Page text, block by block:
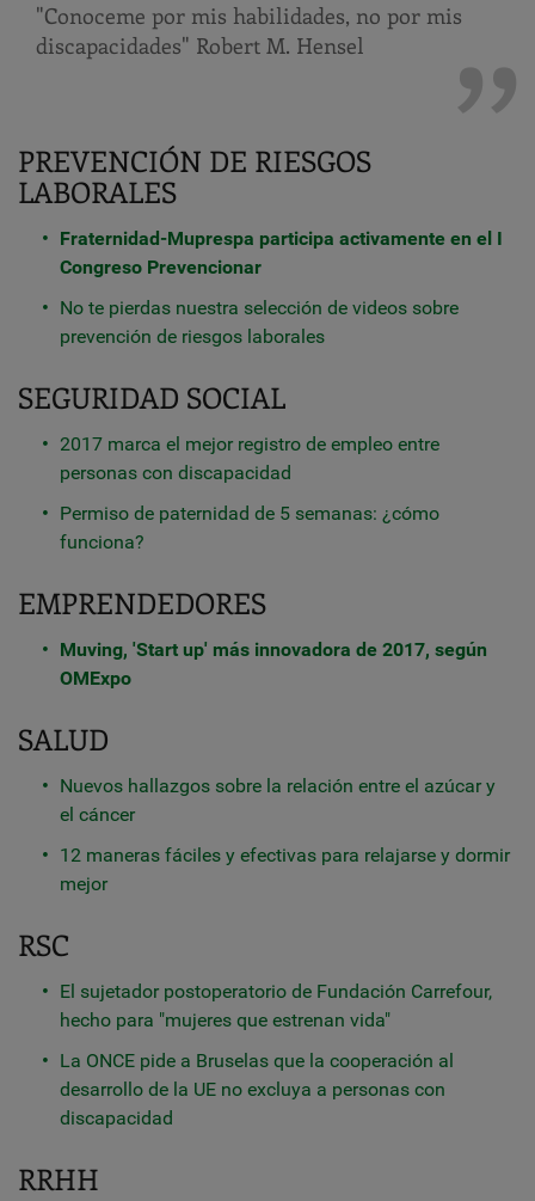
"Conoceme por mis habilidades, no por mis
discapacidades" Robert M. Hensel
PREVENCIÓN DE RIESGOS
LABORALES
Fraternidad-Muprespa participa activamente en el I
Congreso Prevencionar
No te pierdas nuestra selección de videos sobre
prevención de riesgos laborales
SEGURIDAD SOCIAL
2017 marca el mejor registro de empleo entre
personas con discapacidad
Permiso de paternidad de 5 semanas: ¿cómo
funciona?
EMPRENDEDORES
Muving, 'Start up' más innovadora de 2017, según
OMExpo
SALUD
Nuevos hallazgos sobre la relación entre el azúcar y
el cáncer
12 maneras fáciles y efectivas para relajarse y dormir
mejor
RSC
El sujetador postoperatorio de Fundación Carrefour,
hecho para "mujeres que estrenan vida"
La ONCE pide a Bruselas que la cooperación al
desarrollo de la UE no excluya a personas con
discapacidad
RRHH